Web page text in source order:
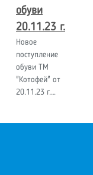
обуви
20.11.23 г.
Новое
поступление
обуви ТМ
"Котофей" от
20.11.23 г.…